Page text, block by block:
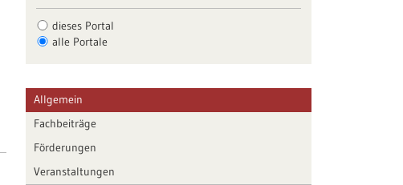
dieses Portal
alle Portale
Allgemein
Fachbeiträge
Förderungen
Veranstaltungen